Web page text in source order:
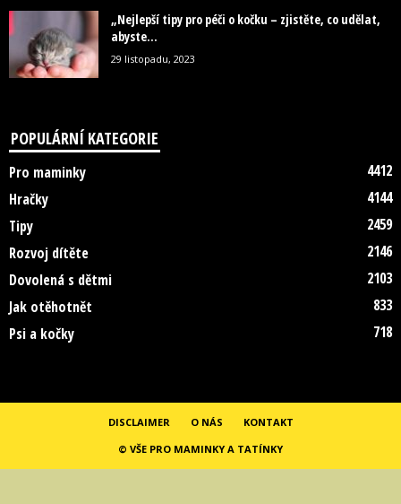
„Nejlepší tipy pro péči o kočku – zjistěte, co udělat,
abyste...
29 listopadu, 2023
POPULÁRNÍ KATEGORIE
Pro maminky
4412
Hračky
4144
Tipy
2459
Rozvoj dítěte
2146
Dovolená s dětmi
2103
Jak otěhotnět
833
Psi a kočky
718
DISCLAIMER O NÁS
KONTAKT
© VŠE PRO MAMINKY A TATÍNKY